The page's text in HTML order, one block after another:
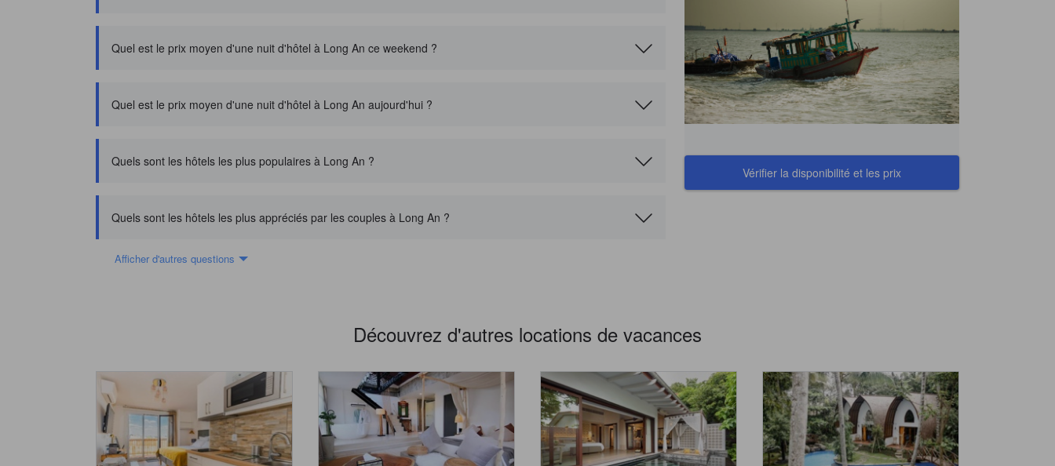
Quel est le prix moyen d'une nuit d'hôtel à Long An ce weekend ?
Quel est le prix moyen d'une nuit d'hôtel à Long An aujourd'hui ?
Quels sont les hôtels les plus populaires à Long An ?
Quels sont les hôtels les plus appréciés par les couples à Long An ?
Afficher d'autres questions
Vérifier la disponibilité et les prix
Découvrez d'autres locations de vacances